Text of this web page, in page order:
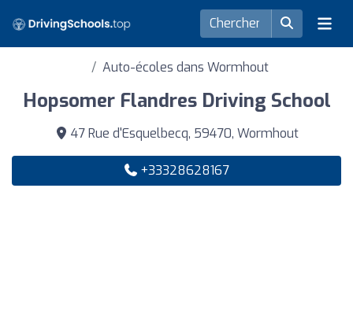
Auto-écoles dans Wormhout
Hopsomer Flandres Driving School
47 Rue d'Esquelbecq, 59470, Wormhout
+33328628167